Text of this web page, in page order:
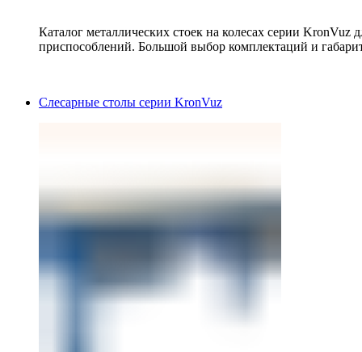
Каталог металлических стоек на колесах серии KronVuz
приспособлений. Большой выбор комплектаций и
Слесарные столы серии KronVuz